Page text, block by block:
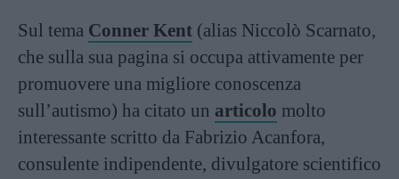
Sul tema Conner Kent (alias Niccolò Scarnato,
che sulla sua pagina si occupa attivamente per
promuovere una migliore conoscenza
sull’autismo) ha citato un articolo molto
interessante scritto da Fabrizio Acanfora,
consulente indipendente, divulgatore scientifico